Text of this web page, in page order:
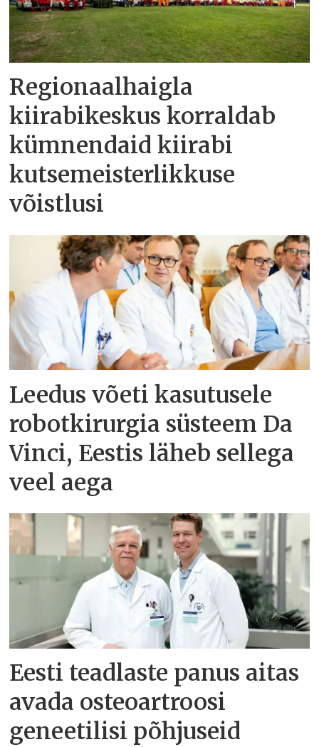
Regionaalhaigla
kiirabikeskus korraldab
kümnendaid kiirabi
kutsemeisterlikkuse
võistlusi
Leedus võeti kasutusele
robotkirurgia süsteem Da
Vinci, Eestis läheb sellega
veel aega
Eesti teadlaste panus aitas
avada osteoartroosi
geneetilisi põhjuseid